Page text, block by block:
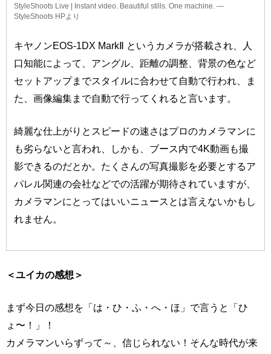
StyleShoots Live | Instant video. Beautiful stills. One machine. —
StyleShoots HPより
キヤノンEOS-1DX MarkⅡ というカメラが搭載され、人
口知能によって、アングル、距離の調整、背景の色など
セットアップまでスタイルに合わせて自動で行われ、ま
た、画像編集まで自動で行ってくれると言います。
綺麗な仕上がりとスピードの速さはプロのカメラマンに
も劣らないと言われ、しかも、ブース内で4K動画も撮
影できるのだとか。たくさんの写真撮影を必要とするア
パレル関連の会社などでの活躍が期待されていますが、
カメラマンにとってはいいニュースとは言えないかもし
れません。
＜ユイカの感想＞
まず今日の感想を「は・ひ・ふ・へ・ほ」で言うと「ひ
ょ〜！」！
カメラマンいらずって～、信じられない！そんな時代が来